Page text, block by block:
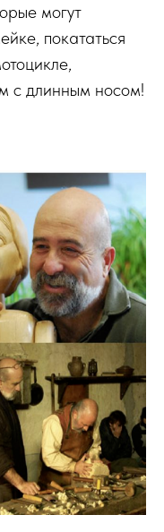
могут
покататься
с длинным носом!